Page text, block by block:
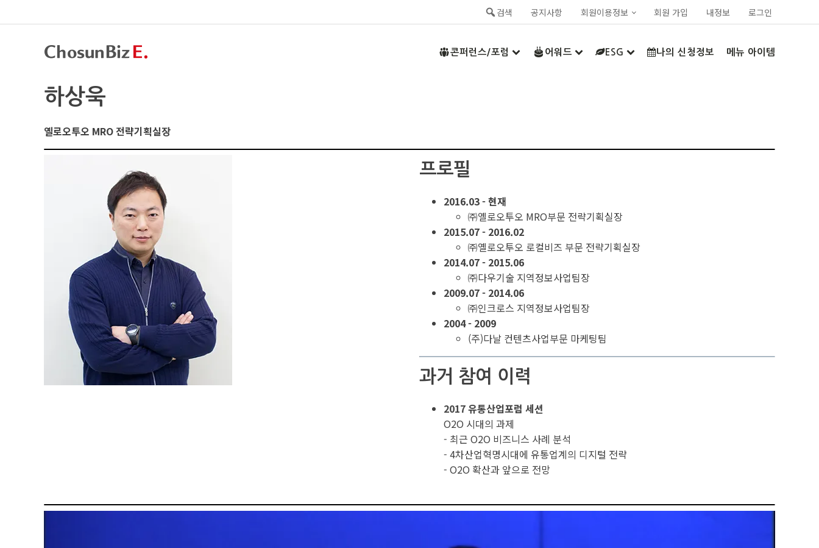
검색 공지사항 회원이용정보 회원 가입 내정보 로그인
콘퍼런스/포럼 어워드 ESG 나의 신청정보 메뉴 아이템
하상욱
옐로오투오 MRO 전략기획실장
프로필
2016.03 - 현재
㈜옐로오투오 MRO부문 전략기획실장
2015.07 - 2016.02
㈜옐로오투오 로컬비즈 부문 전략기획실장
2014.07 - 2015.06
㈜다우기술 지역정보사업팀장
2009.07 - 2014.06
㈜인크로스 지역정보사업팀장
2004 - 2009
(주)다날 컨텐츠사업부문 마케팅팀
과거 참여 이력
2017 유통산업포럼 세션
O2O 시대의 과제
- 최근 O2O 비즈니스 사례 분석
- 4차산업혁명시대에 유통업계의 디지털 전략
- O2O 확산과 앞으로 전망